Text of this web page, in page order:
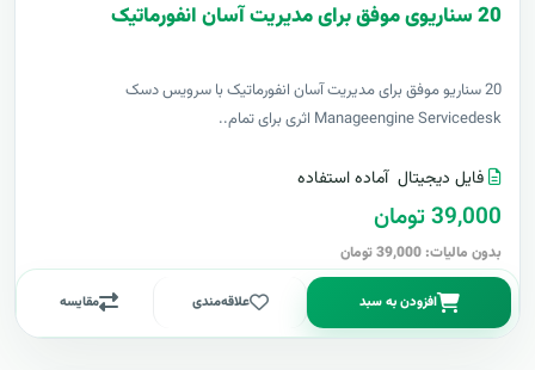
20 سناریوی موفق برای مدیریت آسان انفورماتیک
20 سناریو موفق برای مدیریت آسان انفورماتیک با سرویس دسک
Manageengine Servicedesk اثری برای تمام..
فایل دیجیتال آماده استفاده
39,000 تومان
بدون مالیات: 39,000 تومان
افزودن به سبد علاقه‌مندی مقایسه